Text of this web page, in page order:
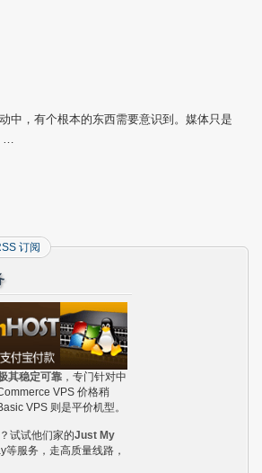
中，有个根本的东西需要意识到。媒体只是
…
订阅
其稳定可靠 ，专门针对中
VPS 价格稍
VPS 则是平价机型。
试试他们家的Just My
等服务，走高质量线路，